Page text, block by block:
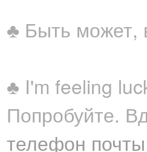
♣ Быть может,
♣ I'm feeling
Попробуйте.
телефон